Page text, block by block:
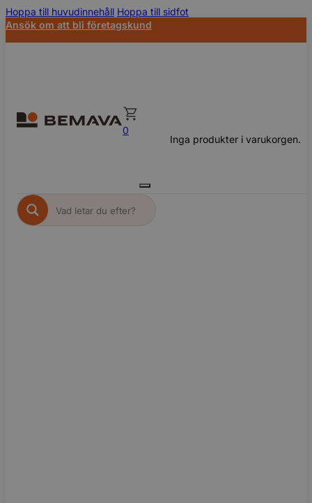
Hoppa till huvudinnehåll Hoppa till sidfot
Ansök om att bli företagskund
0
Inga produkter i varukorgen.